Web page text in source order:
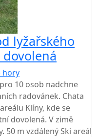
lyžařského
hory
10 osob nadchne
radovánek. Chata
Klíny, kde se
dovolená. V zimě
50 m vzdálený Ski areál